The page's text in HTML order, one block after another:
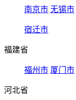
南京市 无锡市
宿迁市
福建省
福州市 厦门市
河北省